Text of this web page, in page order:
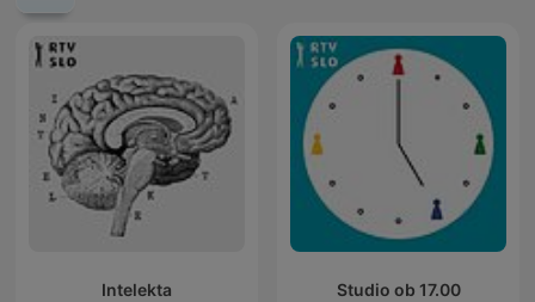
Intelekta Studio ob 17.00